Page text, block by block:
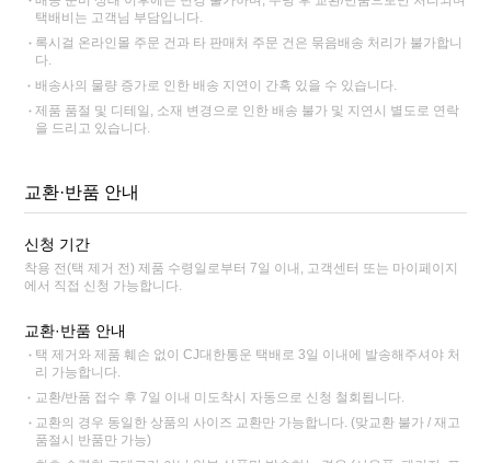
택배비는 고객님 부담입니다.
록시걸 온라인몰 주문 건과 타 판매처 주문 건은 묶음배송 처리가 불가합니
다.
배송사의 물량 증가로 인한 배송 지연이 간혹 있을 수 있습니다.
제품 품절 및 디테일, 소재 변경으로 인한 배송 불가 및 지연시 별도로 연락
을 드리고 있습니다.
교환·반품 안내
신청 기간
착용 전(택 제거 전) 제품 수령일로부터 7일 이내, 고객센터 또는 마이페이지
에서 직접 신청 가능합니다.
교환·반품 안내
택 제거와 제품 훼손 없이 CJ대한통운 택배로 3일 이내에 발송해주셔야 처
리 가능합니다.
교환/반품 접수 후 7일 이내 미도착시 자동으로 신청 철회됩니다.
교환의 경우 동일한 상품의 사이즈 교환만 가능합니다. (맞교환 불가 / 재고
품절시 반품만 가능)